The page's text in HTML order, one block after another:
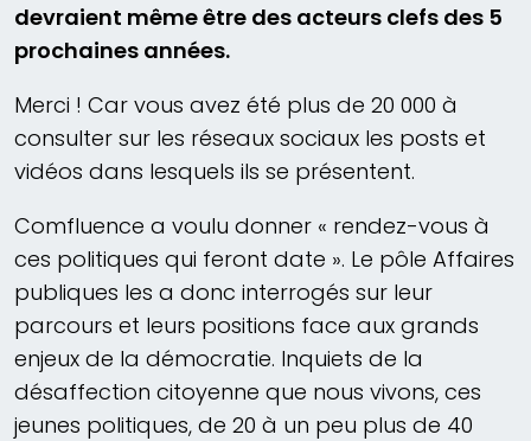
devraient même être des acteurs clefs des 5
prochaines années.
Merci ! Car vous avez été plus de 20 000 à
consulter sur les réseaux sociaux les posts et
vidéos dans lesquels ils se présentent.
Comfluence a voulu donner « rendez-vous à
ces politiques qui feront date ». Le pôle Affaires
publiques les a donc interrogés sur leur
parcours et leurs positions face aux grands
enjeux de la démocratie. Inquiets de la
désaffection citoyenne que nous vivons, ces
jeunes politiques, de 20 à un peu plus de 40